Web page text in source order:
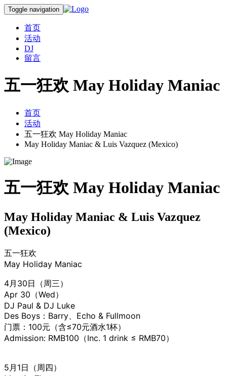
Toggle navigation
首页
活动
DJ
留言
五一狂欢 May Holiday Maniac
首页
活动
五一狂欢 May Holiday Maniac
May Holiday Maniac & Luis Vazquez (Mexico)
五一狂欢 May Holiday Maniac
May Holiday Maniac & Luis Vazquez
(Mexico)
五一狂欢
May Holiday Maniac
4月30日（周三）
Apr 30（Wed）
DJ Paul & DJ Luke
Des Boys：Barry、Echo & Fullmoon
门票：100元（含≤70元酒水1杯）
Admission: RMB100（Inc. 1 drink ≤ RMB70）
5月1日（周四）